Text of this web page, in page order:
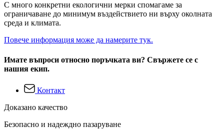
С много конкретни екологични мерки спомагаме за
ограничаване до минимум въздействието ни върху околната
среда и климата.
Повече информация може да намерите тук.
Имате въпроси относно поръчката ви? Свържете се с
нашия екип.
Контакт
Доказано качество
Безопасно и надеждно пазаруване